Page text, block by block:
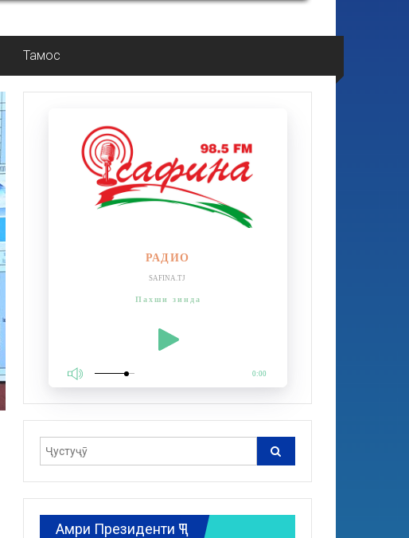
Тамос
РАДИО
SAFINA.TJ
Пахши зинда
0:00
Амри Президенти ҶТ